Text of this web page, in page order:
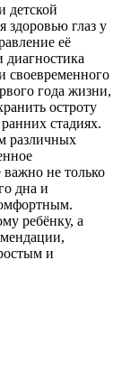
детской
здоровью глаз у
её
своевременного
года жизни,
остроту
стадиях.
различных
не только
дна и
ребёнку, а
и